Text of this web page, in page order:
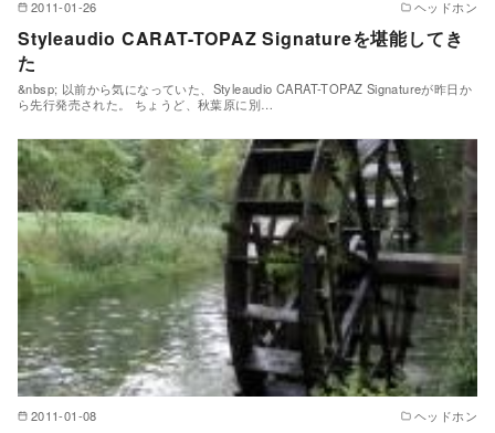
2011-01-26 ヘッドホン
Styleaudio CARAT-TOPAZ Signatureを堪能してき
た
&nbsp; 以前から気になっていた、Styleaudio CARAT-TOPAZ Signatureが昨日か
ら先行発売された。 ちょうど、秋葉原に別…
2011-01-08 ヘッドホン